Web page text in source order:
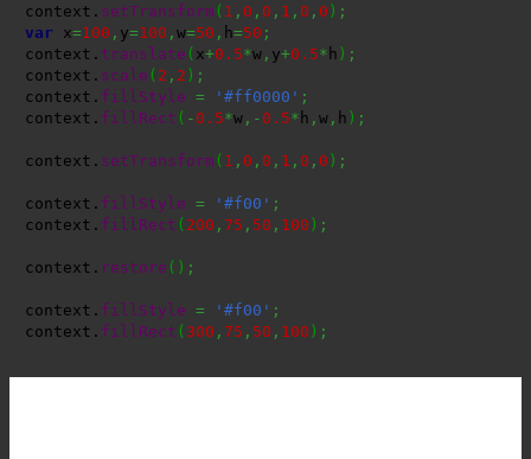
context. setTransform ( 1 , 0 , 0 , 1 , 0 , 0 ) ;
var x=100 , y=100 , w=50 , h=50 ;
context. translate ( x+0.5*w , y+0.5* h ) ;
context. scale ( 2 , 2 ) ;
context. fillStyle = '#ff0000' ;
context. fillRect ( - 0.5*w ,- 0.5* h , w , h ) ;
context. setTransform ( 1 , 0 , 0 , 1 , 0 , 0 ) ;
context. fillStyle = '#f00' ;
context. fillRect ( 200 , 75 , 50 , 100 ) ;
context. restore ( ) ;
context. fillStyle = '#f00' ;
context. fillRect ( 300 , 75 , 50 , 100 ) ;